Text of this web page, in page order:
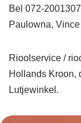
Bel 072-
Paulowna,
Rioolservice /
Hollands Kroon,
Lutjewinkel.